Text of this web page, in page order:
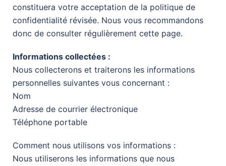
constituera votre acceptation de la politique de
confidentialité révisée. Nous vous recommandons
donc de consulter régulièrement cette page.
Informations collectées :
Nous collecterons et traiterons les informations
personnelles suivantes vous concernant :
Nom
Adresse de courrier électronique
Téléphone portable
Comment nous utilisons vos informations :
Nous utiliserons les informations que nous